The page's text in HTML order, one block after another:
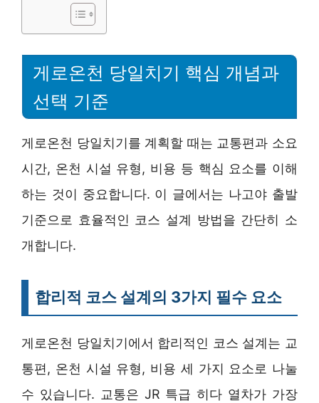
게로온천 당일치기 핵심 개념과
선택 기준
게로온천 당일치기를 계획할 때는 교통편과 소요
시간, 온천 시설 유형, 비용 등 핵심 요소를 이해
하는 것이 중요합니다. 이 글에서는 나고야 출발
기준으로 효율적인 코스 설계 방법을 간단히 소
개합니다.
합리적 코스 설계의 3가지 필수 요소
게로온천 당일치기에서 합리적인 코스 설계는 교
통편, 온천 시설 유형, 비용 세 가지 요소로 나눌
수 있습니다. 교통은 JR 특급 히다 열차가 가장